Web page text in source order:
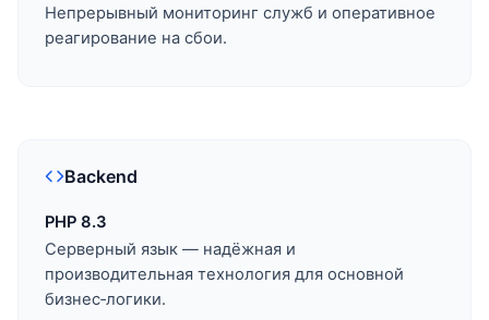
Непрерывный мониторинг служб и оперативное
реагирование на сбои.
Backend
PHP 8.3
Серверный язык — надёжная и
производительная технология для основной
бизнес‑логики.